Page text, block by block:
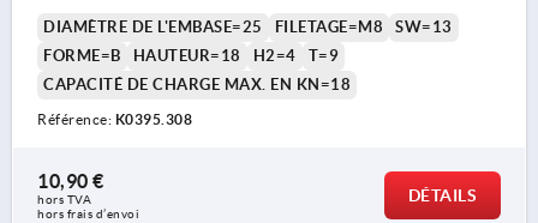
DIAMÈTRE DE L'EMBASE=25 FILETAGE=M8
SW=13
FORME=B
HAUTEUR=18 H2=4
T=9
CAPACITÉ DE CHARGE MAX. EN KN=18
Référence: K0395.308
10,90 €
hors TVA
hors frais d’envoi
DÉTAILS